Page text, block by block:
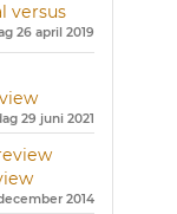
versus
26 april 2019
29 juni 2021
2014